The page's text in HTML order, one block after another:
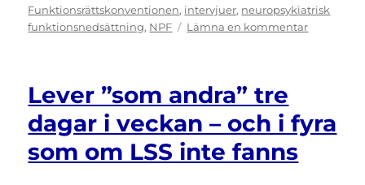
Funktionsrättskonventionen, intervjuer, neuropsykiatrisk
funktionsnedsättning, NPF Lämna en kommentartill
Lever ”som andra” tre
dagar i veckan – och i fyra
som om LSS inte fanns